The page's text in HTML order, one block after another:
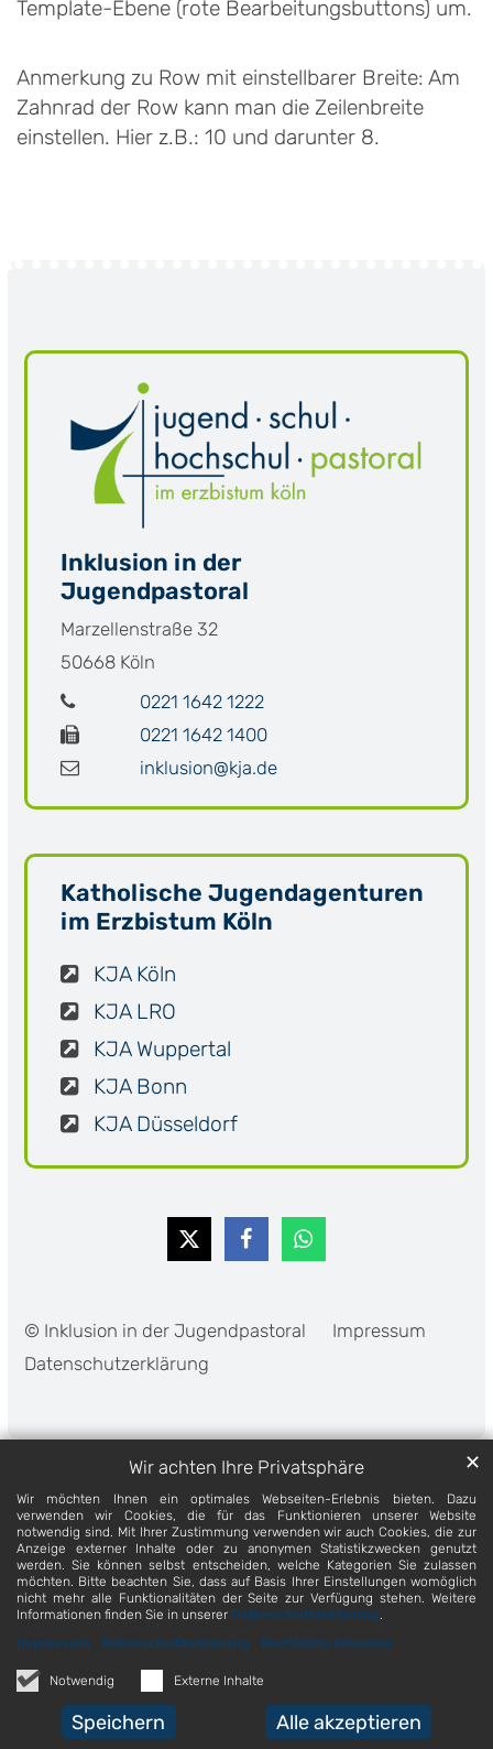
Wir achten Ihre Privatsphäre
Wir möchten Ihnen ein optimales Webseiten-Erlebnis bieten. Dazu
verwenden wir Cookies, die für das Funktionieren unserer Website
notwendig sind. Mit Ihrer Zustimmung verwenden wir auch Cookies, die zur
Anzeige externer Inhalte oder zu anonymen Statistikzwecken genutzt
werden. Sie können selbst entscheiden, welche Kategorien Sie zulassen
möchten. Bitte beachten Sie, dass auf Basis Ihrer Einstellungen womöglich
nicht mehr alle Funktionalitäten der Seite zur Verfügung stehen. Weitere
Informationen finden Sie in unserer Datenschutzerklärung.
Notwendig Externe Inhalte
Speichern Alle akzeptieren
✕
Impressum Datenschutzerklärung Rechtliche Hinweise
Template-Ebene (rote Bearbeitungsbuttons) um.
Anmerkung zu Row mit einstellbarer Breite: Am
Zahnrad der Row kann man die Zeilenbreite
einstellen. Hier z.B.: 10 und darunter 8.
Inklusion in der
Jugendpastoral
Marzellenstraße 32
50668 Köln
0221 1642 1222
0221 1642 1400
inklusion@kja.de
Katholische Jugendagenturen
im Erzbistum Köln
KJA Köln
KJA LRO
KJA Wuppertal
KJA Bonn
KJA Düsseldorf
© Inklusion in der Jugendpastoral
Impressum
Datenschutzerklärung